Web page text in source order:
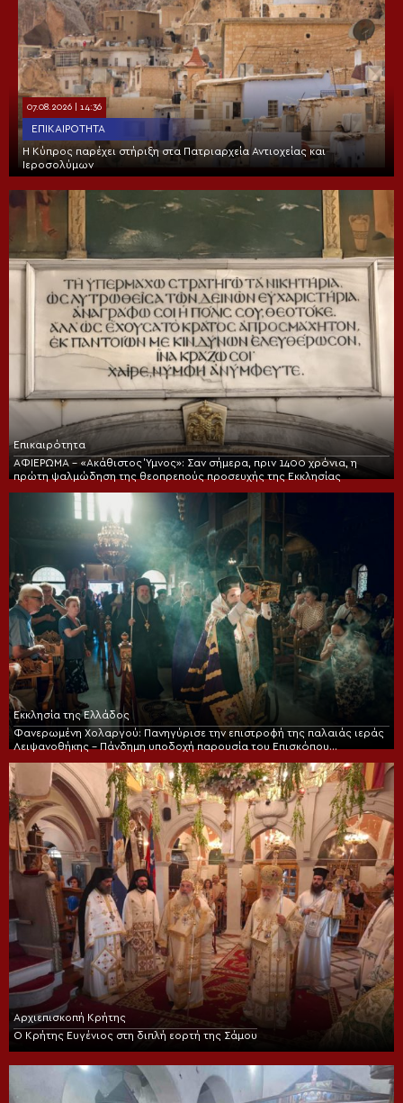
07.08.2026 | 14:36
ΕΠΙΚΑΙΡΌΤΗΤΑ
Η Κύπρος παρέχει στήριξη στα Πατριαρχεία Αντιοχείας και
Ιεροσολύμων
Επικαιρότητα
ΑΦΙΕΡΩΜΑ – «Ακάθιστος Ύμνος»: Σαν σήμερα, πριν 1400 χρόνια, η
πρώτη ψαλμώδηση της θεοπρεπούς προσευχής της Εκκλησίας
Εκκλησία της Ελλάδος
Φανερωμένη Χολαργού: Πανηγύρισε την επιστροφή της παλαιάς ιεράς
Λειψανοθήκης – Πάνδημη υποδοχή παρουσία του Επισκόπου
Χριστουπόλεως
Αρχιεπισκοπή Κρήτης
Ο Κρήτης Ευγένιος στη διπλή εορτή της Σάμου